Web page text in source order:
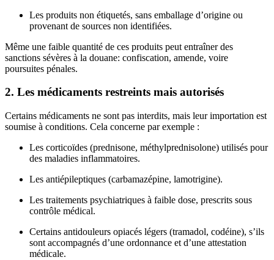
Les produits non étiquetés, sans emballage d’origine ou
provenant de sources non identifiées.
Même une faible quantité de ces produits peut entraîner des
sanctions sévères à la douane: confiscation, amende, voire
poursuites pénales.
2. Les médicaments restreints mais autorisés
Certains médicaments ne sont pas interdits, mais leur importation est
soumise à conditions. Cela concerne par exemple :
Les corticoïdes (prednisone, méthylprednisolone) utilisés pour
des maladies inflammatoires.
Les antiépileptiques (carbamazépine, lamotrigine).
Les traitements psychiatriques à faible dose, prescrits sous
contrôle médical.
Certains antidouleurs opiacés légers (tramadol, codéine), s’ils
sont accompagnés d’une ordonnance et d’une attestation
médicale.